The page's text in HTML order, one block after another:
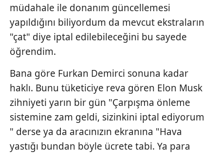
müdahale ile donanım güncellemesi
yapıldığını biliyordum da mevcut ekstraların
"çat" diye iptal edilebileceğini bu sayede
öğrendim.
Bana göre Furkan Demirci sonuna kadar
haklı. Bunu tüketiciye reva gören Elon Musk
zihniyeti yarın bir gün "Çarpışma önleme
sistemine zam geldi, sizinkini iptal ediyorum
" derse ya da aracınızın ekranına "Hava
yastığı bundan böyle ücrete tabi. Ya para